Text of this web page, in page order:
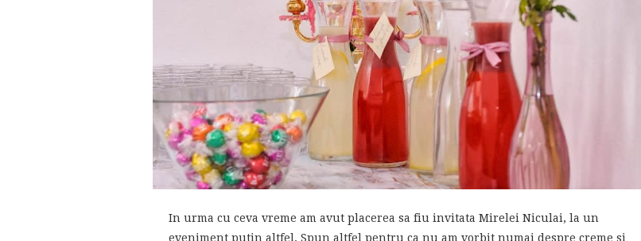
In urma cu ceva vreme am avut placerea sa fiu invitata Mirelei Niculai, la un
eveniment putin altfel. Spun altfel pentru ca nu am vorbit numai despre creme si